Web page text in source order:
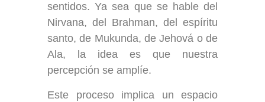
sentidos. Ya sea que se hable del
Nirvana, del Brahman, del espíritu
santo, de Mukunda, de Jehová o de
Ala, la idea es que nuestra
percepción se amplíe.
Este proceso implica un espacio